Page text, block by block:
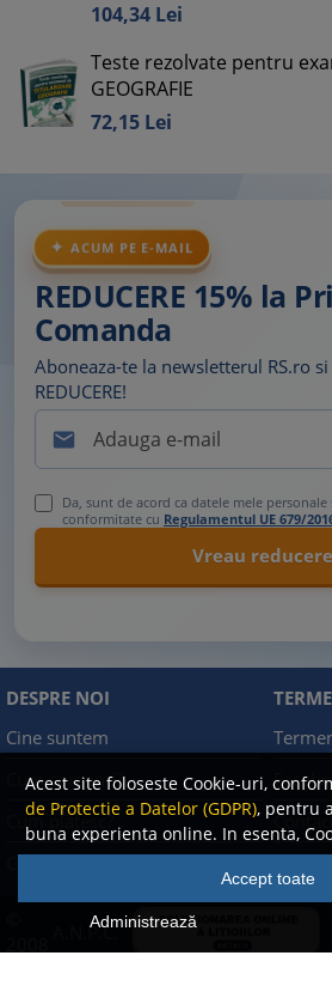
Acest site foloseste Cookie-uri,
de Protectie a Datelor (GDPR), pentru
buna experienta online. In esenta,
imbunatatim continutul de pe site,
cititorul, o experienta online
rapida. Ele sunt folosite doar de
nostri de incredere. Click
pentru
de Cookie-uri.
Accept toate
Administrează
104,34 Lei
Teste rezolvate pentru
GEOGRAFIE
72,15 Lei
ACUM PE E-MAIL
REDUCERE 15% la
Comanda
Aboneaza-te la newsletterul RS.ro
REDUCERE!

Da, sunt de acord ca datele mele
conformitate cu Regulamentul UE 679/
DESPRE NOI
Cine suntem
Cum comand?
Cum platesc?
Contact
A.N.P.C.